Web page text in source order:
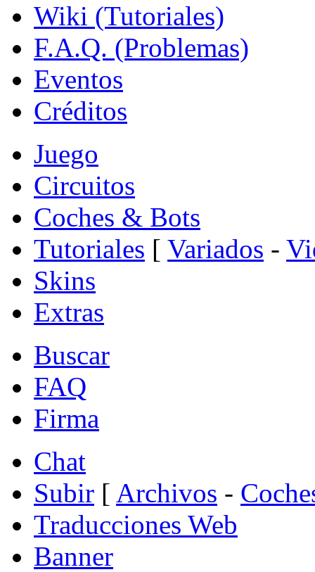
Wiki (Tutoriales)
F.A.Q. (Problemas)
Eventos
Créditos
Juego
Circuitos
Coches & Bots
Tutoriales [ Variados -
Skins
Extras
Buscar
FAQ
Firma
Chat
Subir [ Archivos -
Traducciones Web
Banner